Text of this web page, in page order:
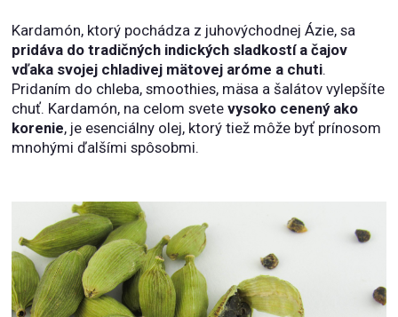
Kardamón, ktorý pochádza z juhovýchodnej Ázie, sa
pridáva do tradičných indických sladkostí a čajov
vďaka svojej chladivej mätovej aróme a chuti.
Pridaním do chleba, smoothies, mäsa a šalátov vylepšíte
chuť. Kardamón, na celom svetevysoko cenený ako
korenie, je esenciálny olej, ktorý tiež môže byť prínosom
mnohými ďalšími spôsobmi.